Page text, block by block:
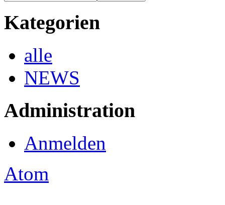
Kategorien
alle
NEWS
Administration
Anmelden
Atom